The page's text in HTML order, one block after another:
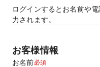
ログインするとお名前や
力されます。
お客様情報
お名前必須